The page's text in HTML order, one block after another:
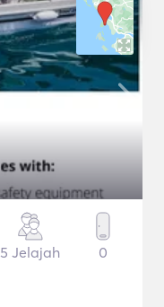
5 Jelajah 0